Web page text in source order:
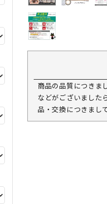
商品の品質につきま
などがございました
品・交換につきまし